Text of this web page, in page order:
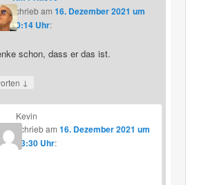
schriebam 16. Dezember 2021 um
20:14 Uhr:
schon, dass er das ist.
↓
Kevin
schriebam16. Dezember 2021 um
23:30 Uhr: